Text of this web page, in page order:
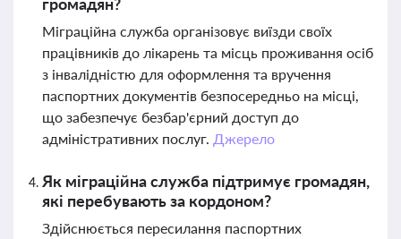
Міграційна служба організовує виїзди своїх
працівників до лікарень та місць проживання осіб
з інвалідністю для оформлення та вручення
паспортних документів безпосередньо на місці,
що забезпечує безбар'єрний доступ до
адміністративних послуг. Джерело
Як міграційна служба підтримує громадян,
які перебувають за кордоном?
Здійснюється пересилання паспортних